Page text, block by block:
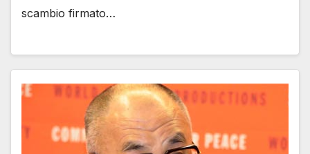
scambio firmato…